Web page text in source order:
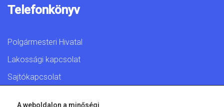
Telefonkönyv
Polgármesteri Hivatal
Lakossági kapcsolat
Sajtókapcsolat
A weboldalon a minőségi